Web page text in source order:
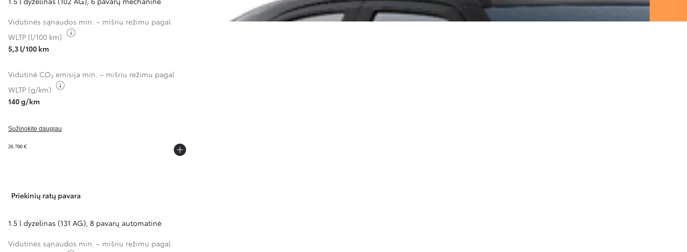
Ankstesnė skaidrėKita skaidrė
Vidutinės sąnaudos min. – mišriu režimu pagal
WLTP (l/100 km)
5,3 l/100 km
Vidutinė CO₂ emisija min. – mišriu režimu pagal
WLTP (g/km)
140 g/km
Sužinokite daugiau
26 700 €
Priekinių ratų pavara
1.5 l dyzelinas (131 AG), 8 pavarų automatinė
Vidutinės sąnaudos min. – mišriu režimu pagal